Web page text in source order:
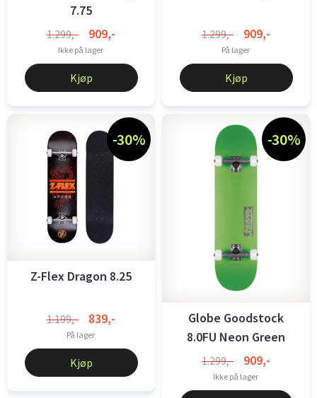
7.75
1.299,- 909,-
Ikke på lager
Kjøp
1.299,- 909,-
På lager
Kjøp
-30%
Z-Flex Dragon 8.25
1.199,- 839,-
På lager
Kjøp
-30%
Globe Goodstock
8.0FU Neon Green
1.299,- 909,-
Ikke på lager